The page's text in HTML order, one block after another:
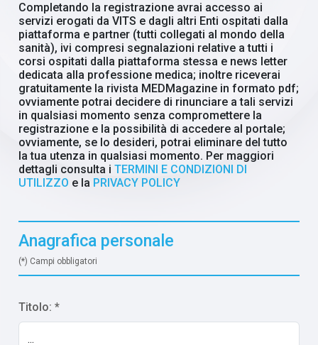
Completando la registrazione avrai accesso ai
servizi erogati da VITS e dagli altri Enti ospitati dalla
piattaforma e partner (tutti collegati al mondo della
sanità), ivi compresi segnalazioni relative a tutti i
corsi ospitati dalla piattaforma stessa e news letter
dedicata alla professione medica; inoltre riceverai
gratuitamente la rivista MEDMagazine in formato pdf;
ovviamente potrai decidere di rinunciare a tali servizi
in qualsiasi momento senza compromettere la
registrazione e la possibilità di accedere al portale;
ovviamente, se lo desideri, potrai eliminare del tutto
la tua utenza in qualsiasi momento. Per maggiori
dettagli consulta iTERMINI E CONDIZIONI DI
UTILIZZO e la PRIVACY POLICY
Anagrafica personale
(*) Campi obbligatori
Titolo: *